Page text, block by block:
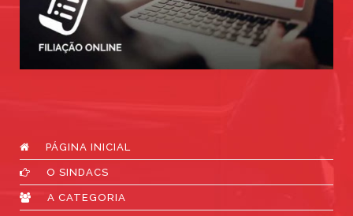
PÁGINA INICIAL
O SINDACS
A CATEGORIA